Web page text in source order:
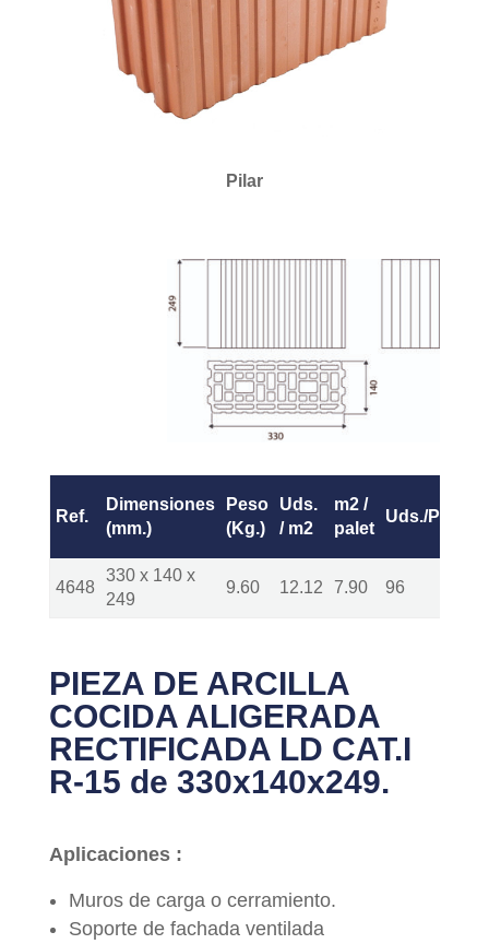
Pilar
Ref.
Dimensiones
(mm.)
Peso
(Kg.)
Uds.
/ m2
m2 /
palet
Uds./Palet*
4648
330 x 140 x
249
9.60 12.12 7.90 96
PIEZA DE ARCILLA
COCIDA ALIGERADA
RECTIFICADA LD CAT.I
R-15 de 330x140x249.
Aplicaciones :
Muros de carga o cerramiento.
Soporte de fachada ventilada